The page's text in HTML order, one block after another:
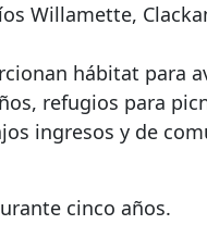
Willamette,
hábitat para
refugios para
ingresos y de
cinco años.